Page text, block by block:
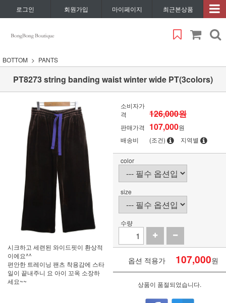
로그인 회원가입 마이페이지 최근본상품
BOTTOM PANTS
PT8273 string banding waist winter wide PT(3colors)
시크하고 세련된 와이드핏이 환상적
이에요^^
편안한 트레이닝 팬츠 착용감에 스타
일이 끝내주니 요 아이 꼬옥 소장하
세요~~
소비자가
격
126,000원
판매가격 107,000원
배송비
(조건) 지역별
color
size
수량
옵션 적용가 107,000원
상품이 품절되었습니다.